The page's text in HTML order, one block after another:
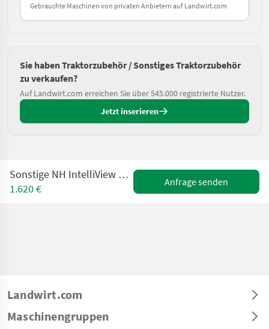
Gebrauchte Maschinen von privaten Anbietern auf Landwirt.com
Sie haben Traktorzubehör / Sonstiges Traktorzubehör
zu verkaufen?
Auf Landwirt.com erreichen Sie über 545.000 registrierte Nutzer.
Jetzt inserieren
Sonstige NH IntelliView 4/ Case AFS700 / Steyr S-Tech 700
1.620 €
Anfrage senden
Landwirt.com
Maschinengruppen